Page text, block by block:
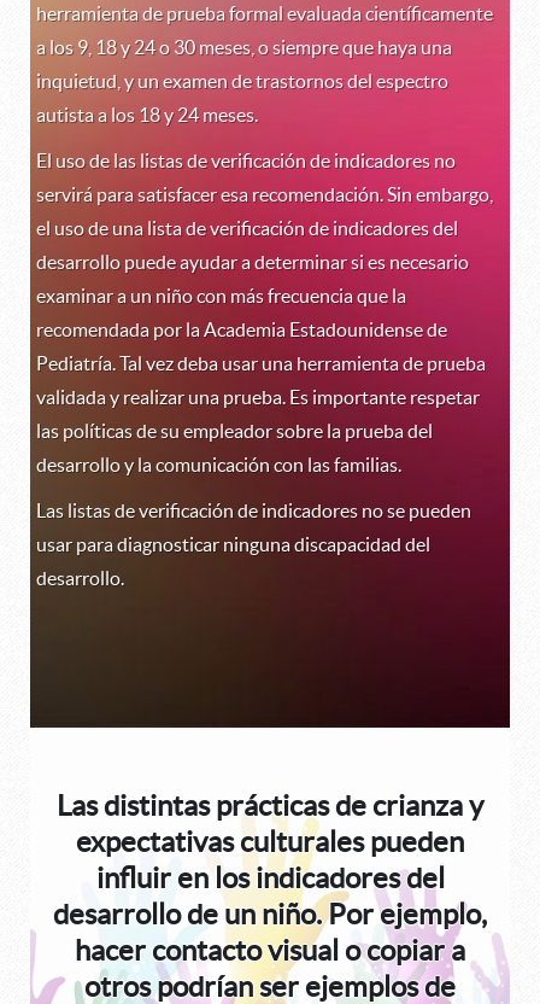
herramienta de prueba formal evaluada científicamente
a los 9, 18 y 24 o 30 meses, o siempre que haya una
inquietud, y un examen de trastornos del espectro
autista a los 18 y 24 meses.
El uso de las listas de verificación de indicadores no
servirá para satisfacer esa recomendación. Sin embargo,
el uso de una lista de verificación de indicadores del
desarrollo puede ayudar a determinar si es necesario
examinar a un niño con más frecuencia que la
recomendada por la Academia Estadounidense de
Pediatría. Tal vez deba usar una herramienta de prueba
validada y realizar una prueba. Es importante respetar
las políticas de su empleador sobre la prueba del
desarrollo y la comunicación con las familias.
Las listas de verificación de indicadores no se pueden
usar para diagnosticar ninguna discapacidad del
desarrollo.
Las distintas prácticas de crianza y
expectativas culturales pueden
influir en los indicadores del
desarrollo de un niño. Por ejemplo,
hacer contacto visual o copiar a
otros podrían ser ejemplos de